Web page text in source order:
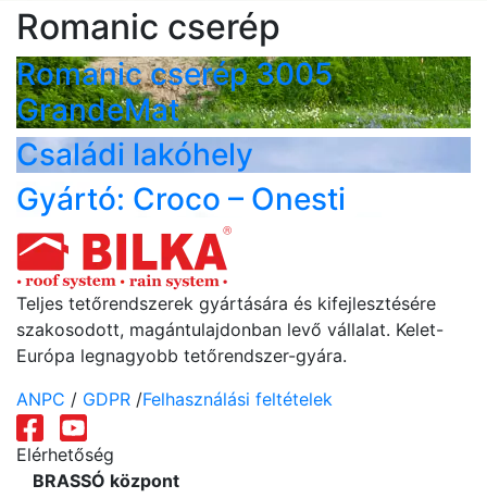
Romanic cserép
Romanic cserép 3005
GrandeMat
Családi lakóhely
Gyártó: Croco – Onesti
Teljes tetőrendszerek gyártására és kifejlesztésére
szakosodott, magántulajdonban levő vállalat. Kelet-
Európa legnagyobb tetőrendszer-gyára.
ANPC / GDPR /Felhasználási feltételek
Elérhetőség
BRASSÓ központ